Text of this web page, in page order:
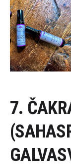
7.